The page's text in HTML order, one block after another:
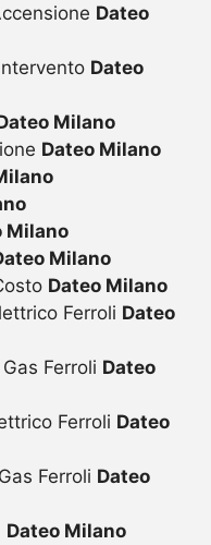
Dateo
Dateo
Milano
Dateo Milano
Milano
Milano
Dateo Milano
Ferroli Dateo
Ferroli Dateo
Ferroli Dateo
Ferroli Dateo
Dateo Milano